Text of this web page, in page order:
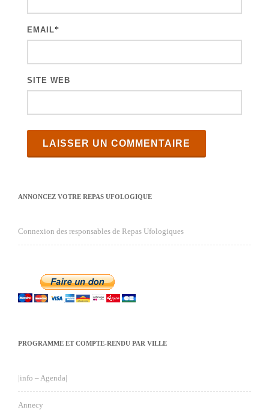
EMAIL*
SITE WEB
ANNONCEZ VOTRE REPAS UFOLOGIQUE
Connexion des responsables de Repas Ufologiques
PROGRAMME ET COMPTE-RENDU PAR VILLE
|info – Agenda|
Annecy